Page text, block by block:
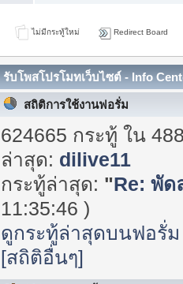
ไม่มีกระทู้ใหม่ Redirect Board
รับโพสโปรโมทเว็บไซต์ - Info
สถิติการใช้งานฟอรั่ม
624665 กระทู้ ใน
ล่าสุด: dilive11
กระทู้ล่าสุด: "Re: พัด
11:35:46 )
ดูกระทู้ล่าสุดบนฟอรั่ม
[สถิติอื่นๆ]